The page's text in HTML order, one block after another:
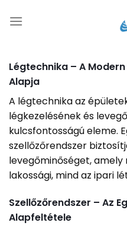
Légtechnika – A
Alapja
A légtechnika az
légkezelésének és
kulcsfontosságú eleme.
szellőzőrendszer
levegőminőséget,
lakossági, mind az ipari
Szellőzőrendszer – Az
Alapfeltétele